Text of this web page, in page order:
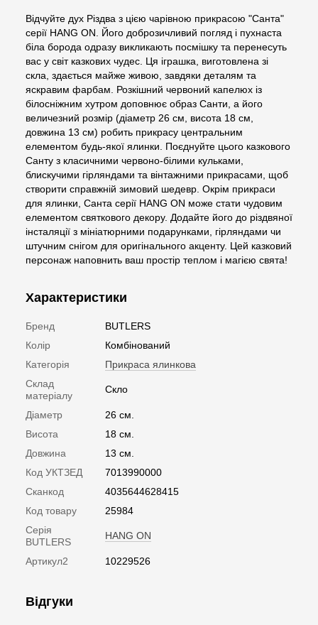
Відчуйте дух Різдва з цією чарівною прикрасою "Санта"
серії HANG ON. Його доброзичливий погляд і пухнаста
біла борода одразу викликають посмішку та перенесуть
вас у світ казкових чудес. Ця іграшка, виготовлена зі
скла, здається майже живою, завдяки деталям та
яскравим фарбам. Розкішний червоний капелюх із
білосніжним хутром доповнює образ Санти, а його
величезний розмір (діаметр 26 см, висота 18 см,
довжина 13 см) робить прикрасу центральним
елементом будь-якої ялинки. Поєднуйте цього казкового
Санту з класичними червоно-білими кульками,
блискучими гірляндами та вінтажними прикрасами, щоб
створити справжній зимовий шедевр. Окрім прикраси
для ялинки, Санта серії HANG ON може стати чудовим
елементом святкового декору. Додайте його до різдвяної
інсталяції з мініатюрними подарунками, гірляндами чи
штучним снігом для оригінального акценту. Цей казковий
персонаж наповнить ваш простір теплом і магією свята!
Характеристики
Бренд
BUTLERS
Колір
Комбінований
Категорія
Прикраса ялинкова
Склад
матеріалу
Скло
Діаметр
26 см.
Висота
18 см.
Довжина
13 см.
Код УКТЗЕД
7013990000
Сканкод
4035644628415
Код товару
25984
Серія
BUTLERS
HANG ON
Артикул2 10229526
Відгуки